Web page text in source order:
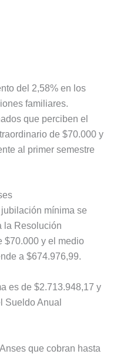
del 2,58% en los
familiares.
que perciben el
de $70.000 y
al primer semestre
mínima se
la Resolución
$70.000 y el medio
a $674.976,99.
es de $2.713.948,17 y
Sueldo Anual
que cobran hasta